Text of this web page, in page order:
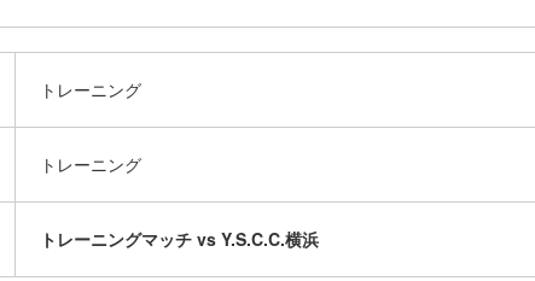
トレーニング
トレーニング
トレーニングマッチ vs Y.S.C.C.横浜